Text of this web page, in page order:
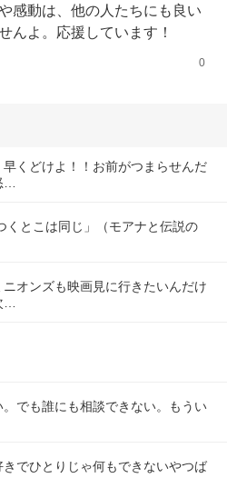
感動は、他の人たちにも良い
んよ。応援しています！
0
くどけよ！！お前がつまらせんだ
くとこは同じ」（モアナと伝説の
オンズも映画見に行きたいんだけ
でも誰にも相談できない。もうい
でひとりじゃ何もできないやつば